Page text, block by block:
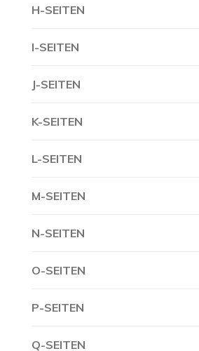
H-SEITEN
I-SEITEN
J-SEITEN
K-SEITEN
L-SEITEN
M-SEITEN
N-SEITEN
O-SEITEN
P-SEITEN
Q-SEITEN